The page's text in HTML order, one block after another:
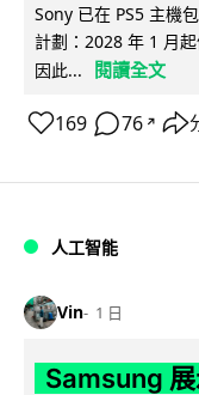
Sony 已在 PS5 主機
計劃：2028 年 1 月
因此...
閱讀全文
169 76 ↗
人工智能
Vin 1 日
Samsung